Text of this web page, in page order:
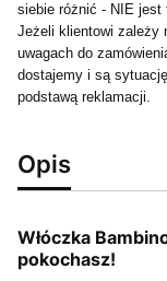
siebie różnić - NIE jest
Jeżeli klientowi zależy
uwagach do
dostajemy i są
podstawą reklamacji.
Opis
Włóczka
pokochasz!